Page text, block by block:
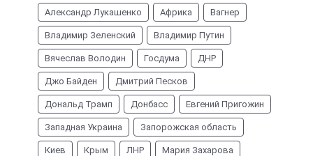
Александр Лукашенко Африка Вагнер
Владимир Зеленский Владимир Путин
Вячеслав Володин Госдума ДНР
Джо Байден Дмитрий Песков
Дональд Трамп Донбасс Евгений Пригожин
Западная Украина Запорожская область
Киев Крым ЛНР Мария Захарова